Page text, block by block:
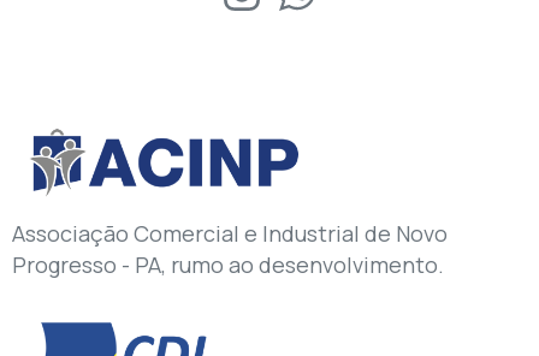
Associação Comercial e Industrial de Novo
Progresso - PA, rumo ao desenvolvimento.